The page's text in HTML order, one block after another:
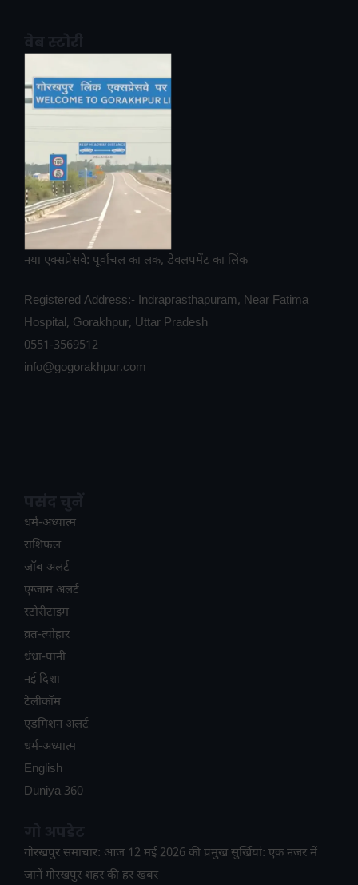
नया एक्सप्रेसवे: पूर्वांचल का लक, डेवलपमेंट का लिंक
Registered Address:- Indraprasthapuram, Near Fatima
Hospital, Gorakhpur, Uttar Pradesh
0551-3569512
info@gogorakhpur.com
धर्म-अध्यात्म
राशिफल
जॉब अलर्ट
एग्जाम अलर्ट
स्टोरीटाइम
व्रत-त्योहार
धंधा-पानी
नई दिशा
टेलीकॉम
ए​डमिशन अलर्ट
धर्म-अध्यात्म
English
Duniya 360
गोरखपुर समाचार: आज 12 मई 2026 की प्रमुख सुर्खियां: एक नजर में
जानें गोरखपुर शहर की हर खबर